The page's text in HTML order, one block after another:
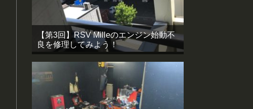
【第3回】RSV Milleのエンジン始動不
良を修理してみよう！